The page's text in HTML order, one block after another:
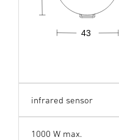
43
infrared sensor
1000 W max.